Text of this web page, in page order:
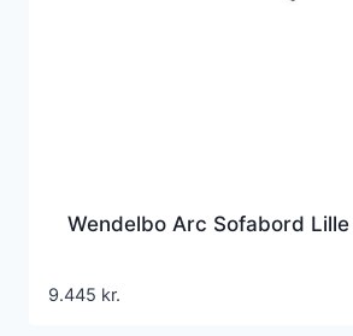
Wendelbo Arc Sofabord
9.445 kr.